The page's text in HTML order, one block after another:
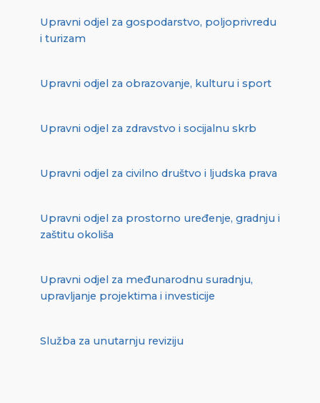
Upravni odjel za gospodarstvo, poljoprivredu
i turizam
Upravni odjel za obrazovanje, kulturu i sport
Upravni odjel za zdravstvo i socijalnu skrb
Upravni odjel za civilno društvo i ljudska prava
Upravni odjel za prostorno uređenje, gradnju i
zaštitu okoliša
Upravni odjel za međunarodnu suradnju,
upravljanje projektima i investicije
Služba za unutarnju reviziju